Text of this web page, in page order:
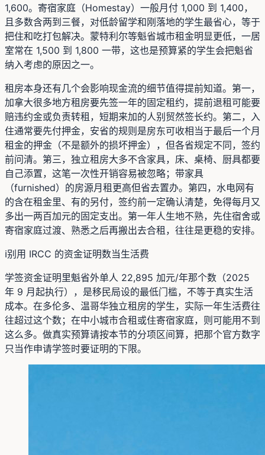
1,600。寄宿家庭（Homestay）一般月付 1,000 到 1,400，
且多数含两到三餐，对低龄留学和刚落地的学生最省心，等于
把住和吃打包解决。蒙特利尔等魁省城市租金明显更低，一居
室常在 1,500 到 1,800 一带，这也是预算紧的学生会把魁省
纳入考虑的原因之一。
租房本身还有几个会影响现金流的细节值得提前知道。第一，
加拿大很多地方租房要先签一年的固定租约，提前退租可能要
赔违约金或负责转租，短期来加的人别贸然签长约。第二，入
住通常要先付押金，安省的规则是房东可收相当于最后一个月
租金的押金（不是额外的损坏押金），但各省规定不同，签约
前问清。第三，独立租房大多不含家具，床、桌椅、厨具都要
自己添置，这笔一次性开销容易被忽略；带家具
（furnished）的房源月租更高但省去置办。第四，水电网有
的含在租金里、有的另付，签约前一定确认清楚，免得每月又
多出一两百加元的固定支出。第一年人生地不熟，先住宿舍或
寄宿家庭过渡、熟悉之后再搬出去合租，往往是更稳的安排。
ℹ️别用 IRCC 的资金证明数当生活费
学签资金证明里魁省外单人 22,895 加元/年那个数（2025
年 9 月起执行），是移民局设的最低门槛，不等于真实生活
成本。在多伦多、温哥华独立租房的学生，实际一年生活费往
往超过这个数；在中小城市合租或住寄宿家庭，则可能用不到
这么多。做真实预算请按本节的分项区间算，把那个官方数字
只当作申请学签时要证明的下限。